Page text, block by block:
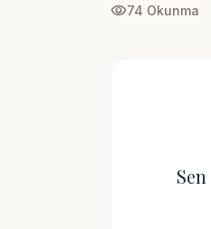
visibility74 Okunma